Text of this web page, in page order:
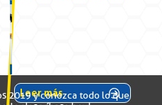
Leer más
2019 y conozca todo lo que